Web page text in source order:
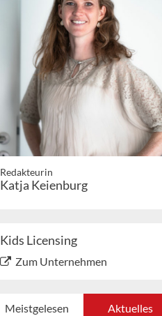
Redakteurin
Katja Keienburg
Kids Licensing
Zum Unternehmen
Meistgelesen Aktuelles